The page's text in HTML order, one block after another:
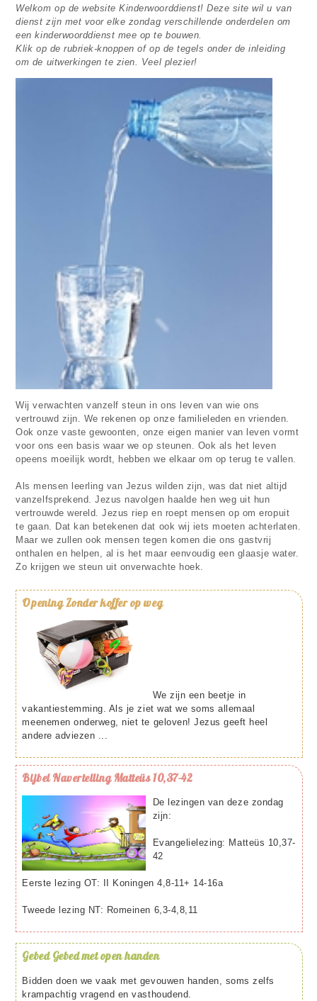
Welkom op de website Kinderwoorddienst! Deze site wil u van
dienst zijn met voor elke zondag verschillende onderdelen om
een kinderwoorddienst mee op te bouwen.
Klik op de rubriek-knoppen of op de tegels onder de inleiding
om de uitwerkingen te zien. Veel plezier!
Wij verwachten vanzelf steun in ons leven van wie ons
vertrouwd zijn. We rekenen op onze familieleden en vrienden.
Ook onze vaste gewoonten, onze eigen manier van leven vormt
voor ons een basis waar we op steunen. Ook als het leven
opeens moeilijk wordt, hebben we elkaar om op terug te vallen.
Als mensen leerling van Jezus wilden zijn, was dat niet altijd
vanzelfsprekend. Jezus navolgen haalde hen weg uit hun
vertrouwde wereld. Jezus riep en roept mensen op om eropuit
te gaan. Dat kan betekenen dat ook wij iets moeten achterlaten.
Maar we zullen ook mensen tegen komen die ons gastvrij
onthalen en helpen, al is het maar eenvoudig een glaasje water.
Zo krijgen we steun uit onverwachte hoek.
OpeningZonder koffer op weg
We zijn een beetje in
vakantiestemming. Als je ziet wat we soms allemaal
meenemen onderweg, niet te geloven! Jezus geeft heel
andere adviezen ...
BijbelNavertelling Matteüs 10,37-42
De lezingen van deze zondag
zijn:
Evangelielezing: Matteüs 10,37-
42
Eerste lezing OT: II Koningen 4,8-11+ 14-16a
Tweede lezing NT: Romeinen 6,3-4,8,11
GebedGebed met open handen
Bidden doen we vaak met gevouwen handen, soms zelfs
krampachtig vragend en vasthoudend.